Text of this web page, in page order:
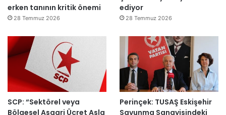
l
d
erken tanının kritik önemi
28 Temmuz 2026
ediyor
28 Temmuz 2026
SCP: “Sektörel veya
Bölgesel Asgari Ücret Asla
Perinçek: TUSAŞ Eskişehir
Savunma Sanayisindeki